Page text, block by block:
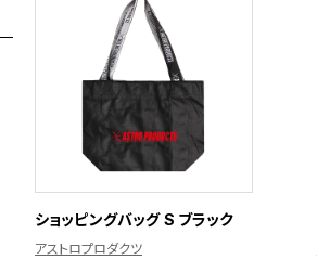
ショッピングバッグ S ブラック
アストロプロダクツ